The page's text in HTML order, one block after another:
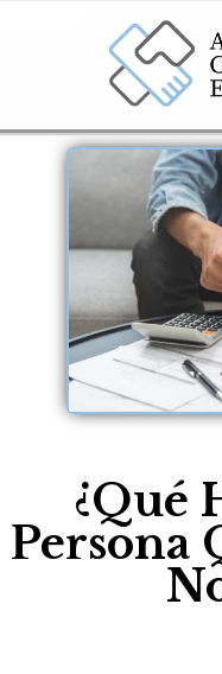
¿Qué
Persona